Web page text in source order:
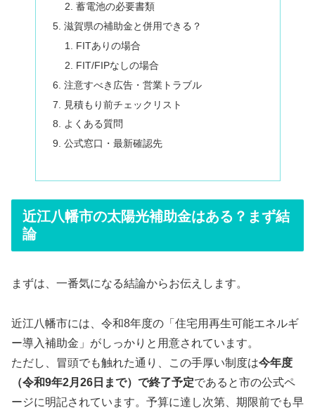
蓄電池の必要書類
滋賀県の補助金と併用できる？
FITありの場合
FIT/FIPなしの場合
注意すべき広告・営業トラブル
見積もり前チェックリスト
よくある質問
公式窓口・最新確認先
近江八幡市の太陽光補助金はある？まず結
論
まずは、一番気になる結論からお伝えします。
近江八幡市には、令和8年度の「住宅用再生可能エネルギ
ー導入補助金」がしっかりと用意されています。
ただし、冒頭でも触れた通り、この手厚い制度は今年度
（令和9年2月26日まで）で終了予定であると市の公式ペ
ージに明記されています。予算に達し次第、期限前でも早